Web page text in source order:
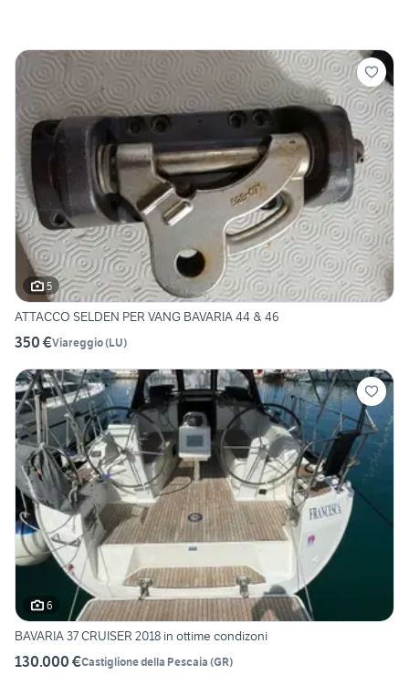
5
ATTACCO SELDEN PER VANG BAVARIA 44 & 46
350 €Viareggio(LU)
6
BAVARIA 37 CRUISER 2018 in ottime condizoni
130.000 €Castiglione della Pescaia (GR)